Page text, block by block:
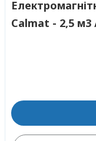
Calmat - 2,5 м3